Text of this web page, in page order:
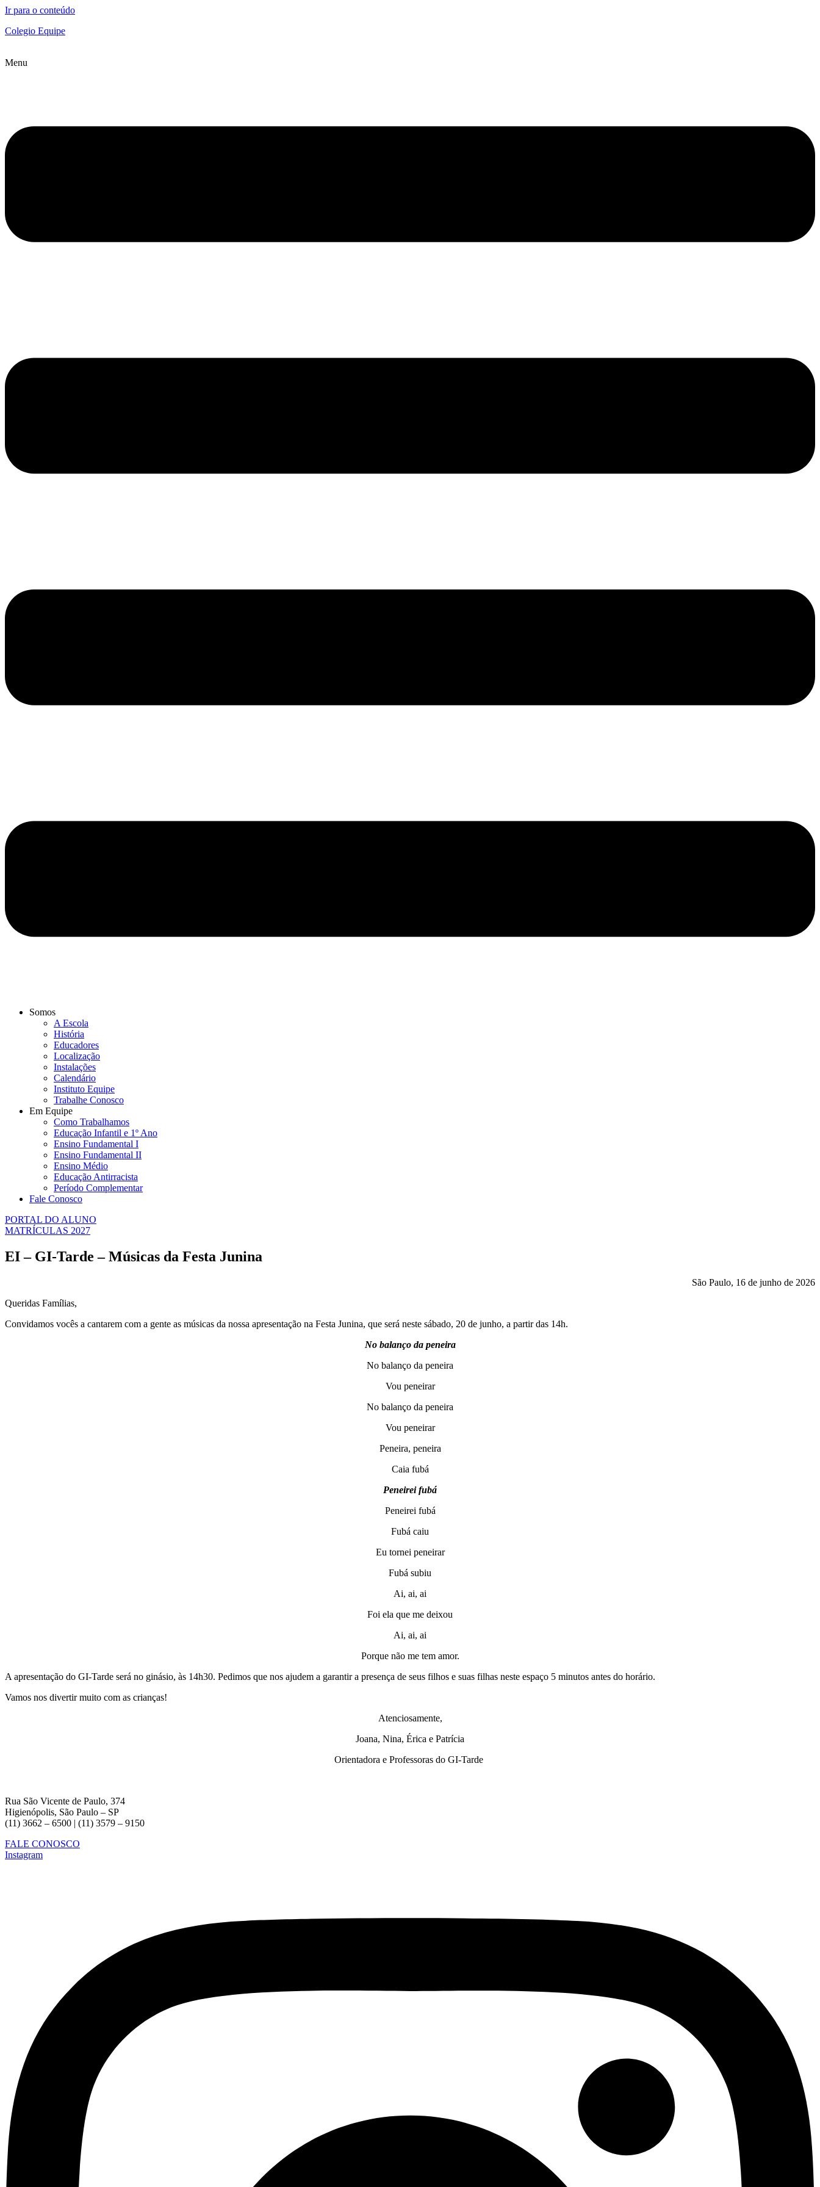
Ir para o conteúdo
Colegio Equipe
Menu
Somos
A Escola
História
Educadores
Localização
Instalações
Calendário
Instituto Equipe
Trabalhe Conosco
Em Equipe
Como Trabalhamos
Educação Infantil e 1º Ano
Ensino Fundamental I
Ensino Fundamental II
Ensino Médio
Educação Antirracista
Período Complementar
Fale Conosco
PORTAL DO ALUNO
MATRÍCULAS 2027
EI – GI-Tarde – Músicas da Festa Junina
São Paulo, 16 de junho de 2026
Queridas Famílias,
Convidamos vocês a cantarem com a gente as músicas da nossa apresentação na Festa Junina, que será neste sábado, 20 de junho, a partir das 14h.
No balanço da peneira
No balanço da peneira
Vou peneirar
No balanço da peneira
Vou peneirar
Peneira, peneira
Caia fubá
Peneirei fubá
Peneirei fubá
Fubá caiu
Eu tornei peneirar
Fubá subiu
Ai, ai, ai
Foi ela que me deixou
Ai, ai, ai
Porque não me tem amor.
A apresentação do GI-Tarde será no ginásio, às 14h30. Pedimos que nos ajudem a garantir a presença de seus filhos e suas filhas neste espaço 5 minutos antes do horário.
Vamos nos divertir muito com as crianças!
Atenciosamente,
Joana, Nina, Érica e Patrícia
Orientadora e Professoras do GI-Tarde
Rua São Vicente de Paulo, 374
Higienópolis, São Paulo – SP
(11) 3662 – 6500 | (11) 3579 – 9150
FALE CONOSCO
Instagram